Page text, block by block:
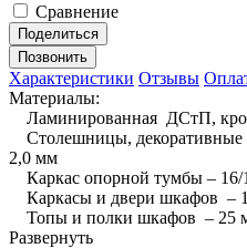
Сравнение
Поделиться
Позвонить
Характеристики Отзывы
Материалы:
Ламинированная ДСтП,
Столешницы,
2,0 мм
Каркас опорной тумбы –
Каркасы и двери шкафов –
Топы и полки шкафов – 25
Развернуть